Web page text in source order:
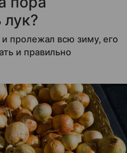
пролежал всю зиму, его
и правильно